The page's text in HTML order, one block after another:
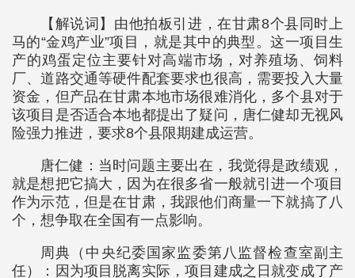
【解说词】由他拍板引进，在甘肃8个县同时上
马的“金鸡产业”项目，就是其中的典型。这一项目生
产的鸡蛋定位主要针对高端市场，对养殖场、饲料
厂、道路交通等硬件配套要求也很高，需要投入大量
资金，但产品在甘肃本地市场很难消化，多个县对于
该项目是否适合本地都提出了疑问，唐仁健却无视风
险强力推进，要求8个县限期建成运营。
唐仁健：当时问题主要出在，我觉得是政绩观，
就是想把它搞大，因为在很多省一般就引进一个项目
作为示范，但是在甘肃，我跟他们商量一下就搞了八
个，想争取在全国有一点影响。
周典（中央纪委国家监委第八监督检查室副主
任）：因为项目脱离实际，项目建成之日就变成了产